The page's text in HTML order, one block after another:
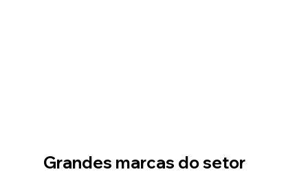
Grandes marcas do setor